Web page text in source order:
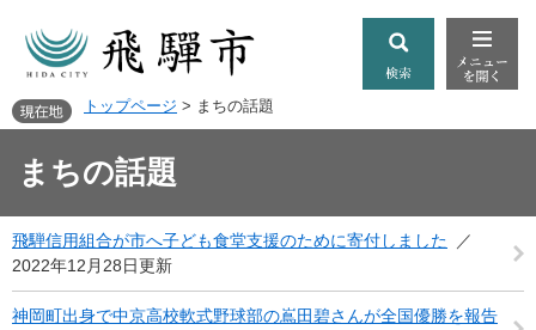
トップページ > まちの話題
まちの話題
飛騨信用組合が市へ子ども食堂支援のために寄付しました
2022年12月28日更新
神岡町出身で中京高校軟式野球部の嶌田碧さんが全国優勝を報告